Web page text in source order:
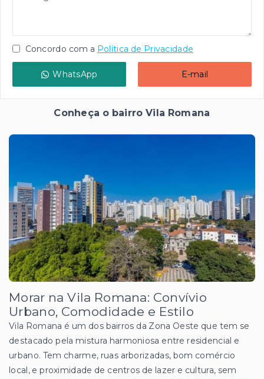
Concordo com a Política de Privacidade
WhatsApp E-mail
Conheça o bairro Vila Romana
Morar na Vila Romana: Convívio
Urbano, Comodidade e Estilo
Vila Romana é um dos bairros da Zona Oeste que tem se
destacado pela mistura harmoniosa entre residencial e
urbano. Tem charme, ruas arborizadas, bom comércio
local, e proximidade de centros de lazer e cultura, sem